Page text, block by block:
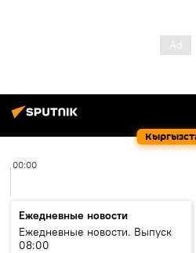
00:00
Ежедневные новости
Ежедневные новости. Выпуск
08:00